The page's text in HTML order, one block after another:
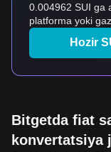
0.004962 SUI ga
platforma yoki
Hozir
Bitgetda fiat
konvertatsiya